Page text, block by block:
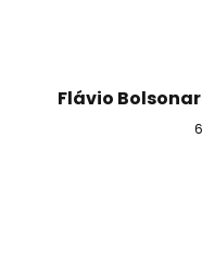
Flávio